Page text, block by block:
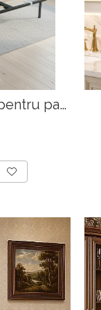
pat
32
textile,